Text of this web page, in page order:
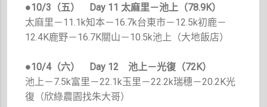
●10/3（五）
Day 11 太麻里－池上（78.9K）
太麻里－11.1k知本－16.7k台東市－12.5k初鹿－
12.4K鹿野－16.7K關山－10.5k池上（大地飯店）
●10/4（六）
Day 12 池上－光復（72K）
池上－7.5k富里－22.1k玉里－22.2k瑞穗－20.2K光
復（欣綠農園找朱大哥）